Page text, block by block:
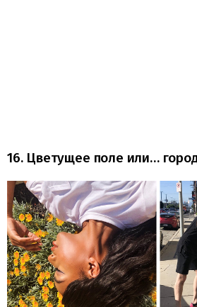
16. Цветущее поле или…